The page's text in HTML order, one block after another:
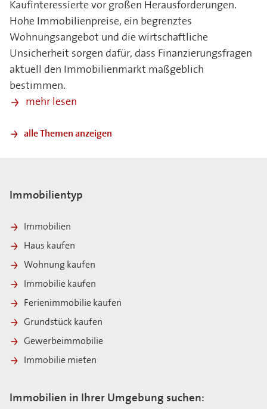
Kaufinteressierte vor großen Herausforderungen.
Hohe Immobilienpreise, ein begrenztes
Wohnungsangebot und die wirtschaftliche
Unsicherheit sorgen dafür, dass Finanzierungsfragen
aktuell den Immobilienmarkt maßgeblich
bestimmen.
mehr lesen
alle Themen anzeigen
Immobilientyp
Immobilien
Haus kaufen
Wohnung kaufen
Immobilie kaufen
Ferienimmobilie kaufen
Grundstück kaufen
Gewerbeimmobilie
Immobilie mieten
Immobilien in Ihrer Umgebung suchen: